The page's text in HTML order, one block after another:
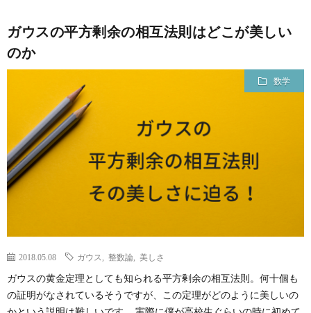
ガウスの平方剰余の相互法則はどこが美しい
のか
数学
2018.05.08 ガウス 整数論 美しさ
ガウスの黄金定理としても知られる平方剰余の相互法則。何十個も
の証明がなされているそうですが、この定理がどのように美しいの